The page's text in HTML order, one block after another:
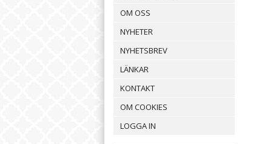
OM OSS
NYHETER
NYHETSBREV
LÄNKAR
KONTAKT
OM COOKIES
LOGGA IN